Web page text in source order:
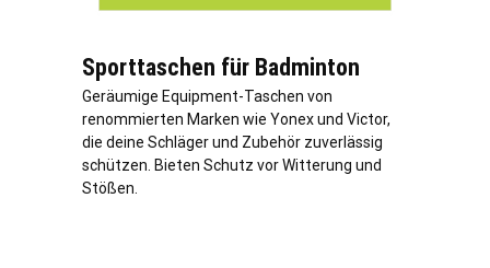
Sporttaschen für Badminton
Geräumige Equipment-Taschen von
renommierten Marken wie Yonex und Victor,
die deine Schläger und Zubehör zuverlässig
schützen. Bieten Schutz vor Witterung und
Stößen.